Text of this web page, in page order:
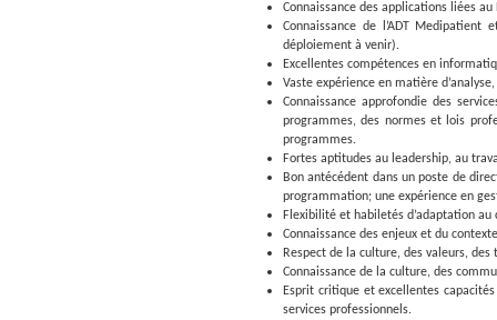
Connaissance des applications liées
Connaissance de l’ADT
déploiement à venir).
Excellentes compétences en
Vaste expérience en matière
Connaissance approfondie des
programmes, des normes et lois
programmes.
Fortes aptitudes au leadership, au
Bon antécédent dans un poste de
programmation; une expérience en
Flexibilité et habiletés d’adaptation au
Connaissance des enjeux et du
Respect de la culture, des valeurs,
Connaissance de la culture, des
Esprit critique et excellentes
services professionnels.